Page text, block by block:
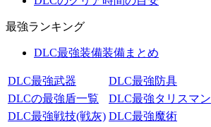
最強ランキング
DLC最強装備装備まとめ
DLC最強武器
DLC最強防具
DLCの最強盾一覧
DLC最強タリスマン
DLC最強戦技(戦灰) DLC最強魔術